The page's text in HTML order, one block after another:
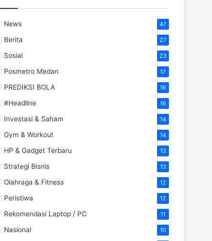
News 47
Berita 27
Sosial 23
Posmetro Medan 17
PREDIKSI BOLA 16
#Headline 16
Investasi & Saham 14
Gym & Workout 14
HP & Gadget Terbaru 13
Strategi Bisnis 13
Olahraga & Fitness 12
Peristiwa 12
Rekomendasi Laptop / PC 11
Nasional 10